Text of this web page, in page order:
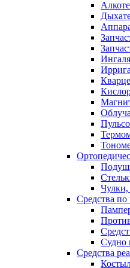
Чулки,
Средства по
Судно
Средства